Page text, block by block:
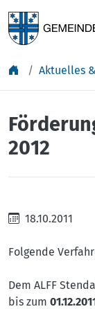
Aktuelles
2012
18.10.2011
Folgende
Dem ALFF
bis zum